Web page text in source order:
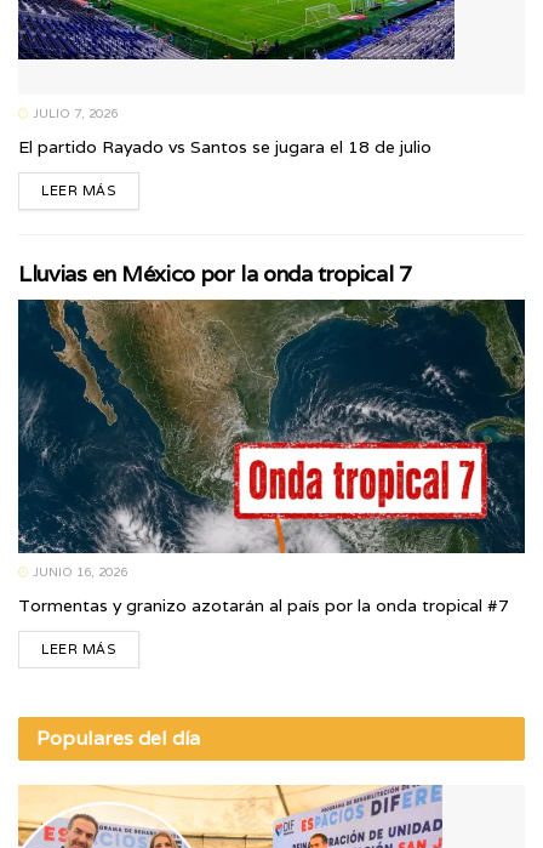
JULIO 7, 2026
El partido Rayado vs Santos se jugara el 18 de julio
LEER MÁS
Lluvias en México por la onda tropical 7
JUNIO 16, 2026
Tormentas y granizo azotarán al país por la onda tropical #7
LEER MÁS
Populares del día